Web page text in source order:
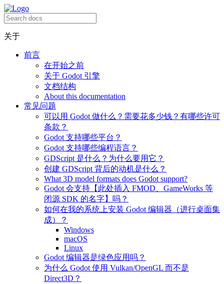
关于
前言
在开始之前
关于 Godot 引擎
文档结构
About this documentation
常见问题
可以用 Godot 做什么？需要花多少钱？有哪些许可
条款？
Godot 支持哪些平台？
Godot 支持哪些编程语言？
GDScript 是什么？为什么要用它？
创建 GDScript 背后的动机是什么？
What 3D model formats does Godot support?
Godot 会支持【此处插入 FMOD、GameWorks 等
闭源 SDK 的名字】吗？
如何在我的系统上安装 Godot 编辑器（进行桌面集
成）？
Windows
macOS
Linux
Godot 编辑器是绿色应用吗？
为什么 Godot 使用 Vulkan/OpenGL 而不是
Direct3D？